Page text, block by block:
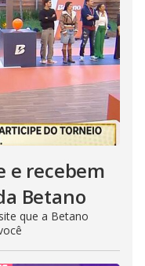
e recebem
Betano
que a Betano